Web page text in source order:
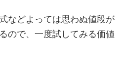
などよっては思わぬ値段が
ので、一度試してみる価値